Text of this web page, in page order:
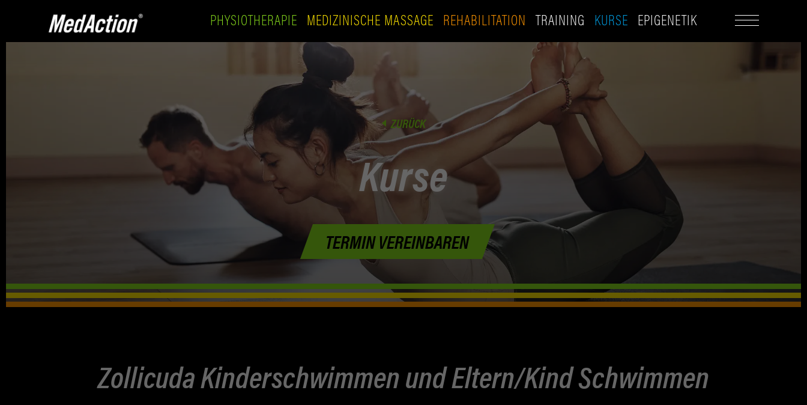
PHYSIOTHERAPIE MEDIZINISCHE MASSAGE REHABILITATION TRAINING KURSE EPIGENETIK
PHYSIOTHERAPIE
MEDIZINISCHE MASSAGE
REHABILITATION
TRAINING
KURSE
ZURÜCK
Kurse
TERMIN VEREINBAREN
Zollicuda Kinderschwimmen und Eltern/Kind Schwimmen